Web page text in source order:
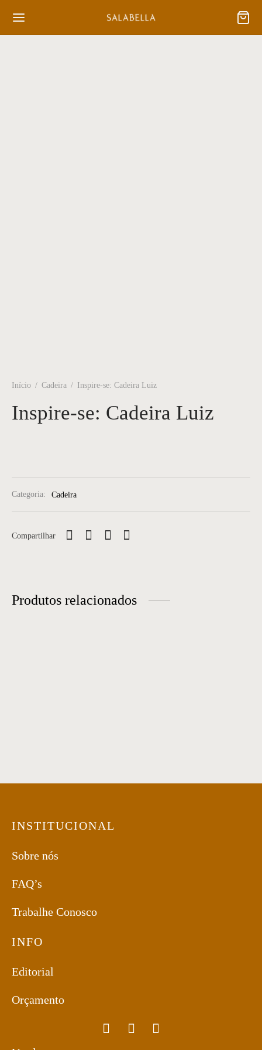
Início / Cadeira / Inspire-se: Cadeira Luiz
Inspire-se: Cadeira Luiz
Categoria: Cadeira
Compartilhar
Produtos relacionados
INSTITUCIONAL
Sobre nós
FAQ’s
Trabalhe Conosco
INFO
Editorial
Orçamento